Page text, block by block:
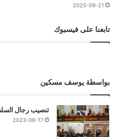
2025-09-21
تابعنا على فيسبوك
بواسطة يوسف مسكين
تنصيب رجال
2023-08-17